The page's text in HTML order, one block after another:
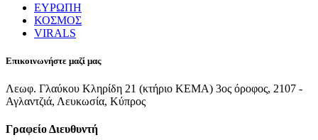
ΕΥΡΩΠΗ
ΚΟΣΜΟΣ
VIRALS
Επικοινωνήστε μαζί μας
Λεωφ. Γλαύκου Κληρίδη 21 (κτήριο ΚΕΜΑ) 3ος όροφος, 2107 -
Αγλαντζιά, Λευκωσία, Κύπρος
Γραφείο Διευθυντή